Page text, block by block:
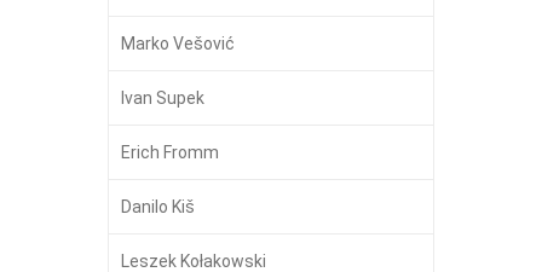
Marko Vešović
Ivan Supek
Erich Fromm
Danilo Kiš
Leszek Kołakowski